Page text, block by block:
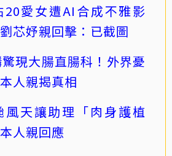
20愛女遭AI合成不雅影
芯妤親回擊：已截圖
現大腸直腸科！外界憂
人親揭真相
風天讓助理「肉身護植
人親回應